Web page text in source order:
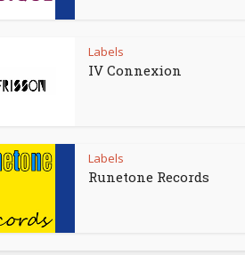
Labels
IV Connexion
Labels
Runetone Records